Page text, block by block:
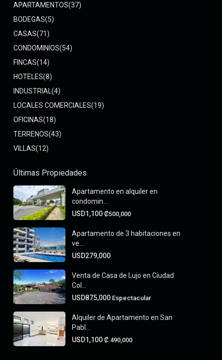
APARTAMENTOS(37)
BODEGAS(5)
CASAS(71)
CONDOMINIOS(54)
FINCAS(14)
HOTELES(8)
INDUSTRIAL(4)
LOCALES COMERCIALES(19)
OFICINAS(18)
TERRENOS(43)
VILLAS(12)
Últimas Propiedades
Apartamento en alquiler en
condomin...
USD1,100 ₡500,000
Apartamento de 3 habitaciones en
ve...
USD279,000
Venta de Casa de Lujo en Ciudad
Col...
USD875,000 Espectacular
Alquiler de Apartamento en San
Pabl...
USD1,100 ₡‎ 490,000